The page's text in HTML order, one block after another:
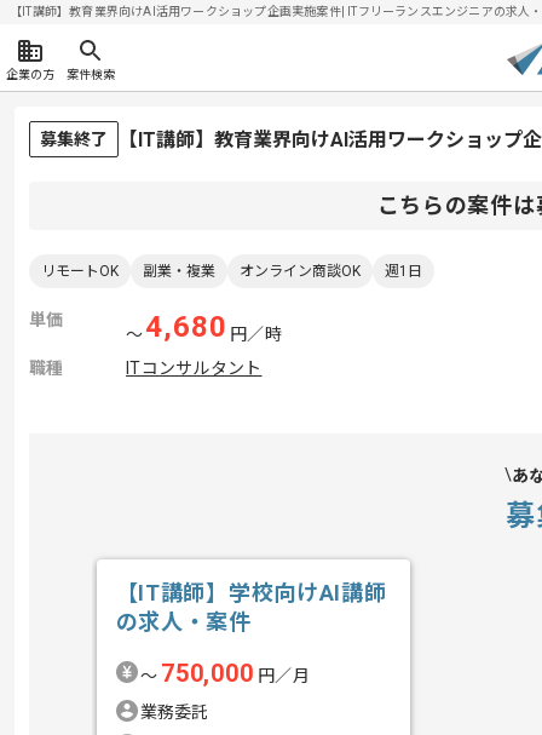
【IT講師】教育業界向けAI活用ワークショップ企画実施案件| ITフリーランスエンジニアの求
企業の方 案件検索
募集終了 【IT講師】教育業界向けAI活用ワークショップ
こちらの案件
リモートOK 副業・複業 オンライン商談OK 週1日
単価
〜4,680 円／時
職種
ITコンサルタント
あ
【IT講師】学校向けAI講師
の求人・案件
〜 750,000 円／月
業務委託